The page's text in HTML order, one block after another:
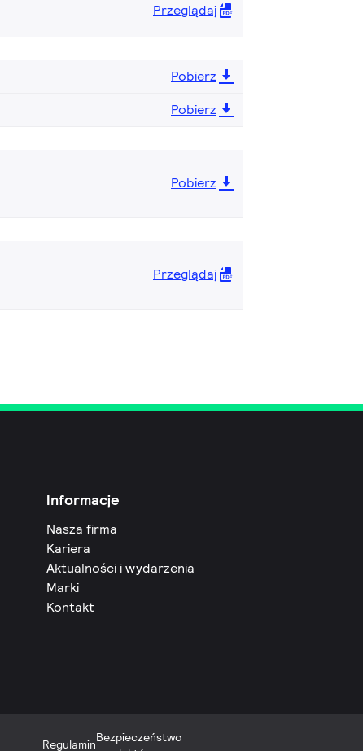
Przeglądaj
Pobierz
Pobierz
Pobierz
Przeglądaj
Informacje
Nasza firma
Kariera
Aktualności i wydarzenia
Marki
Kontakt
RegulaminBezpieczeństwo